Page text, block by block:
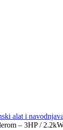
alat i
– 3HP /